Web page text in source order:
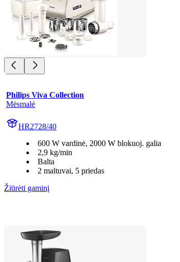
Philips Viva Collection
Mėsmalė
HR2728/40
600 W vardinė, 2000 W blokuoj. galia
2,9 kg/min
Balta
2 maltuvai, 5 priedas
Žiūrėti gaminį